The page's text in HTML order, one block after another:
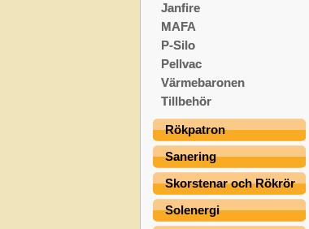
Janfire
MAFA
P-Silo
Pellvac
Värmebaronen
Tillbehör
Rökpatron
Sanering
Skorstenar och Rökrör
Solenergi